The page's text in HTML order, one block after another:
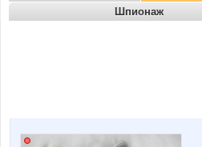
Шпионаж